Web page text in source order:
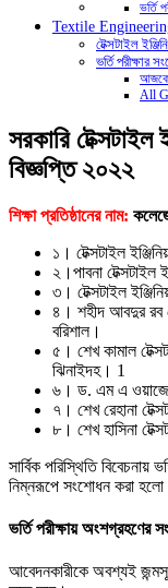
ভর্তি
Textile
টেক্সটাইল
ভর্তি পরীক্ষার
All
সরকারি টেক্সটাইল
বিজ্ঞপ্তি ২০২২
শিক্ষা প্রতিষ্ঠানের নাম:
১। টেক্সটাইল
২।পাবনা টেক্সটাইল
৩। টেক্সটাইল
৪। শহীদ আবদুর রব
বরিশাল।
৫। শেখ কামাল
ঝিনাইদহ। 1
৬। ড. এম এ ওয়াজেদ
৭। শেখ রেহানা
৮। শেখ হাসিনা
সার্বিক পরিস্থিতি
নিম্নরূপে সংশােধন করা
ভর্তি পরীক্ষায় অংশগ্রহণের
আবেদনকারীকে অবশ্যই